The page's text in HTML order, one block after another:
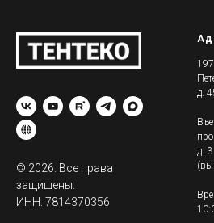
© 2026. Все права
защищены.
ИНН: 7814370356
д.
д. 3